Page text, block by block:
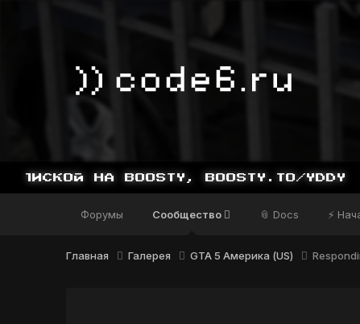
Форумы Сообщество 📎 Docs ⚡
Главная Галерея GTA 5 Америка (US)